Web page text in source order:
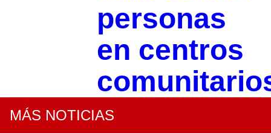
personas
en centros
MÁS NOTICIAS